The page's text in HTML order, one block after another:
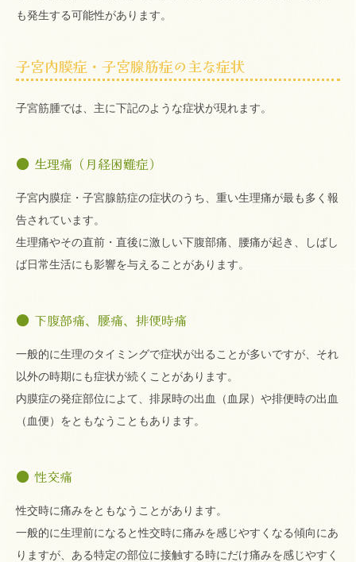
も発生する可能性があります。
子宮内膜症・子宮腺筋症の主な症状
子宮筋腫では、主に下記のような症状が現れます。
生理痛（月経困難症）
子宮内膜症・子宮腺筋症の症状のうち、重い生理痛が最も多く報
告されています。
生理痛やその直前・直後に激しい下腹部痛、腰痛が起き、しばし
ば日常生活にも影響を与えることがあります。
下腹部痛、腰痛、排便時痛
一般的に生理のタイミングで症状が出ることが多いですが、それ
以外の時期にも症状が続くことがあります。
内膜症の発症部位によて、排尿時の出血（血尿）や排便時の出血
（血便）をともなうこともあります。
性交痛
性交時に痛みをともなうことがあります。
一般的に生理前になると性交時に痛みを感じやすくなる傾向にあ
りますが、ある特定の部位に接触する時にだけ痛みを感じやすく